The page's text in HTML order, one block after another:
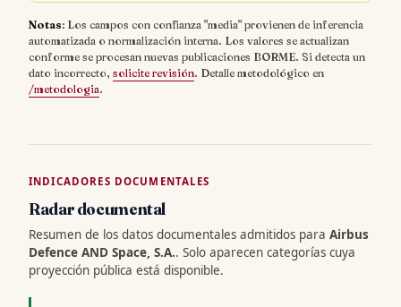
Notas: Los campos con confianza "media" provienen de inferencia
automatizada o normalización interna. Los valores se actualizan
conforme se procesan nuevas publicaciones BORME. Si detecta un
dato incorrecto, solicite revisión. Detalle metodológico en
/metodologia.
INDICADORES DOCUMENTALES
Radar documental
Resumen de los datos documentales admitidos para Airbus
Defence AND Space, S.A.. Solo aparecen categorías cuya
proyección pública está disponible.